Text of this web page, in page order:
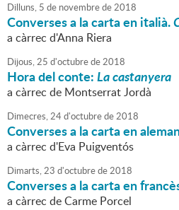
Dilluns, 5 de novembrede2018
Converses a la carta en italià.
a càrrec d'Anna Riera
Dijous,25 d'octubrede2018
Hora del conte:La castanyera
a càrrec de Montserrat Jordà
Dimecres,24d'octubrede2018
Converses a la carta en
a càrrec d'Eva Puigventós
Dimarts,23 d'octubrede2018
Converses a la carta en
a càrrec de Carme Porcel